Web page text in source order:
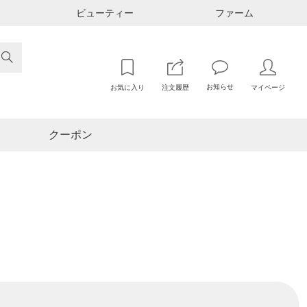
ビューティー ファーム

お気に入り 注文履歴 お知らせ マイページ
クーポン